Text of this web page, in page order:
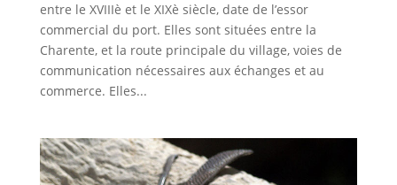
entre le XVIIIè et le XIXè siècle, date de l’essor
commercial du port. Elles sont situées entre la
Charente, et la route principale du village, voies de
communication nécessaires aux échanges et au
commerce. Elles...